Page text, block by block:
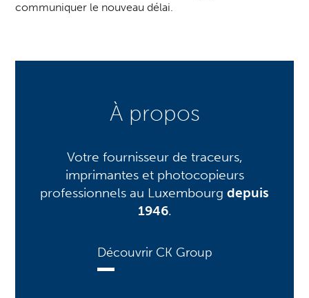
communiquer le nouveau délai.
À propos
Votre fournisseur de traceurs,
imprimantes et photocopieurs
professionnels au Luxembourg depuis
1946.
Découvrir CK Group